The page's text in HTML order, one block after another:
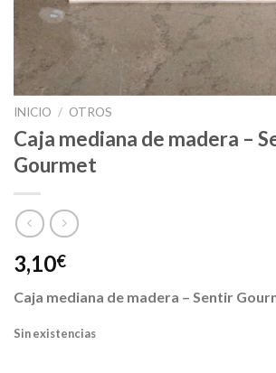
INICIO / OTROS
Caja mediana de madera –
Gourmet
3,10€
Caja mediana de madera – Sentir
Sin existencias